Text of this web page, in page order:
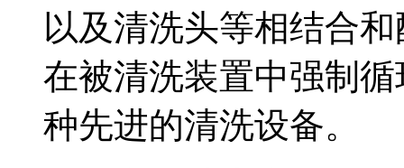
以及清洗头等相结合
在被清洗装置中强制
种先进的清洗设备。